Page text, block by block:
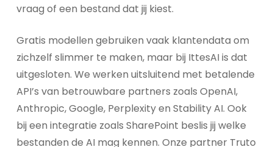
vraag of een bestand dat jij kiest.
Gratis modellen gebruiken vaak klantendata om
zichzelf slimmer te maken, maar bij IttesAI is dat
uitgesloten. We werken uitsluitend met betalende
API’s van betrouwbare partners zoals OpenAI,
Anthropic, Google, Perplexity en Stability AI. Ook
bij een integratie zoals SharePoint beslis jij welke
bestanden de AI mag kennen. Onze partner Truto